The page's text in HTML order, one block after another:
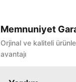
Memnuniyet
Orjinal ve kaliteli
avantajı